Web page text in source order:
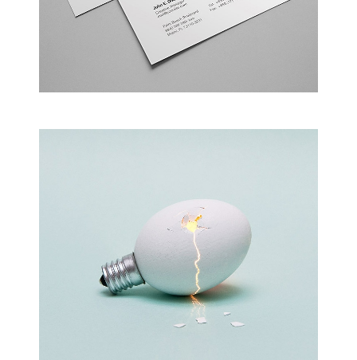
an event that occurs when something…